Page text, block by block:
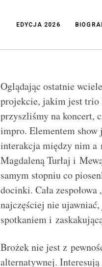
EDYCJA 2026
Oglądając ostatnie
projekcie, jakim jest trio
przyszliśmy na koncert,
impro. Elementem show
interakcja między nim a
Magdaleną Turłaj i
samym stopniu co
docinki. Cała
najczęściej nie
spotkaniem i
Brożek nie jest z
alternatywnej.